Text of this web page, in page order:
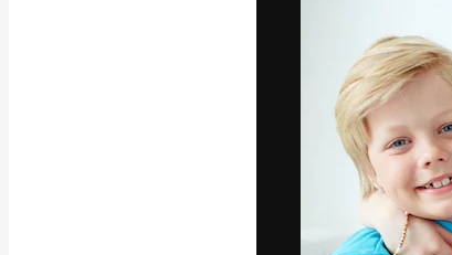
Videovorlagen
3D-Modelle
Schriftarten
Die
Arbeit zu